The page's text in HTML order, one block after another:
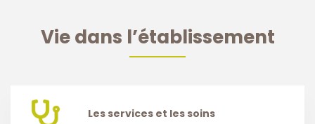
Vie dans l’établissement
Les services et les soins